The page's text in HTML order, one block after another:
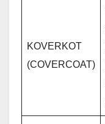
KOVERKOT
(COVERCOAT)